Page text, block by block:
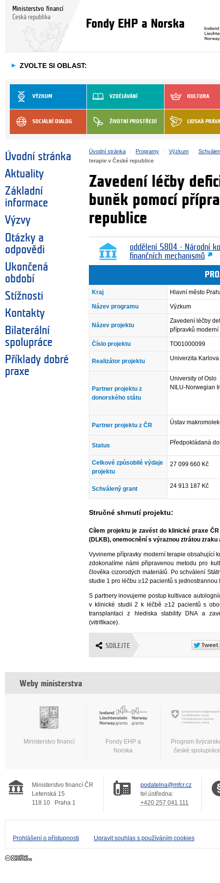
Ministerstvo financí
Česká republika
Fondy EHP a Norska
► ZVOLTE SI OBLAST:
VÝZKUM VZDĚLÁVÁNÍ KULTURA
SOCIÁLNÍ DIALOG ŽIVOTNÍ PROSTŘEDÍ LIDSKÁ PRÁVA
Úvodní stránka
Aktuality
Základní
informace
Výzvy
Otázky a
odpovědi
Ukončená
období
Stížnosti
Kontakty
Bilaterální
spolupráce
Příklady dobré
praxe
Úvodní stránka Programy Výzkum
terapie v České republice
Zavedení léčby
buněk pomocí
republice
oddělení 5804 - Národní
finančních mechanismů
Kraj Hlavní město
Název programu Výzkum
Název projektu
Zavedení léčby
přípravků
Číslo projektu TO01000099
Realizátor projektu Univerzita Karlova
Partner projektu z
donorského státu
University of Oslo
NILU-Norwegian
Partner projektu z ČR Ústav
Status Předpokládaná
Celkové způsobilé výdaje
projektu
27 099 660 Kč
Schválený grant 24 913 187 Kč
Stručné shrnutí projektu:
Cílem projektu je zavést do klinické praxe
(DLKB), onemocnění s výraznou ztrátou zraku
Vyvineme přípravky moderní terapie obsahující
zdokonalíme námi připravenou metodu pro
člověka cizorodých materiálů. Po schválení
studie 1 pro léčbu ≥12 pacientů s jednostrannou
S partnery inovujeme postup kultivace
v klinické studii 2 k léčbě ≥12 pacientů s
transplantaci z hlediska stability DNA a
(vitrifikace).
SDÍLEJTE
Weby ministerstva
Ministerstvo financí
Fondy EHP a
Norska
Program
české
Ministerstvo financí ČR
Letenská 15
118 10
Praha 1
podatelna@mfcr.cz
tel.ústředna:
+420 257 041 111
Prohlášení o přístupnosti Upravit souhlas s používáním cookies